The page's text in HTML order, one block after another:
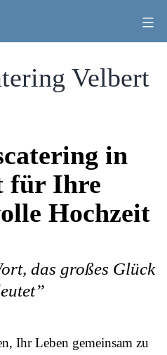
Velbert
in
für Ihre
Hochzeit
das großes Glück
Ihr Leben gemeinsam zu